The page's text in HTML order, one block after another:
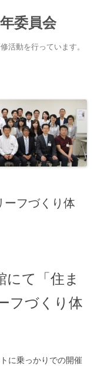
委員会
活動を行っています。
フづくり体
にて「住ま
フづくり体
に乗っかりでの開催